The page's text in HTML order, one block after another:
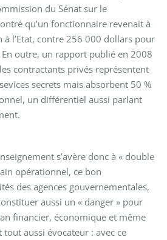
du Sénat sur le
qu’un fonctionnaire revenait à
l’Etat, contre 256 000 dollars pour
outre, un rapport publié en 2008
contractants privés représentent
secrets mais absorbent 50 %
un différentiel aussi parlant
s’avère donc à « double
opérationnel, ce bon
des agences gouvernementales,
aussi un « danger » pour
financier, économique et même
aussi évocateur : avec ce